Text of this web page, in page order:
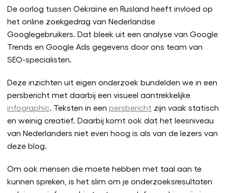
De oorlog tussen Oekraïne en Rusland heeft invloed op
het online zoekgedrag van Nederlandse
Googlegebruikers. Dat bleek uit een analyse van Google
Trends en Google Ads gegevens door ons team van
SEO-specialisten.
Deze inzichten uit eigen onderzoek bundelden we in een
persbericht met daarbij een visueel aantrekkelijke
infographic. Teksten in een persbericht zijn vaak statisch
en weinig creatief. Daarbij komt ook dat het leesniveau
van Nederlanders niet even hoog is als van de lezers van
deze blog.
Om ook mensen die moete hebben met taal aan te
kunnen spreken, is het slim om je onderzoeksresultaten